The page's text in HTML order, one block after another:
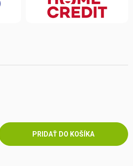
PRIDAŤ DO KOŠÍKA